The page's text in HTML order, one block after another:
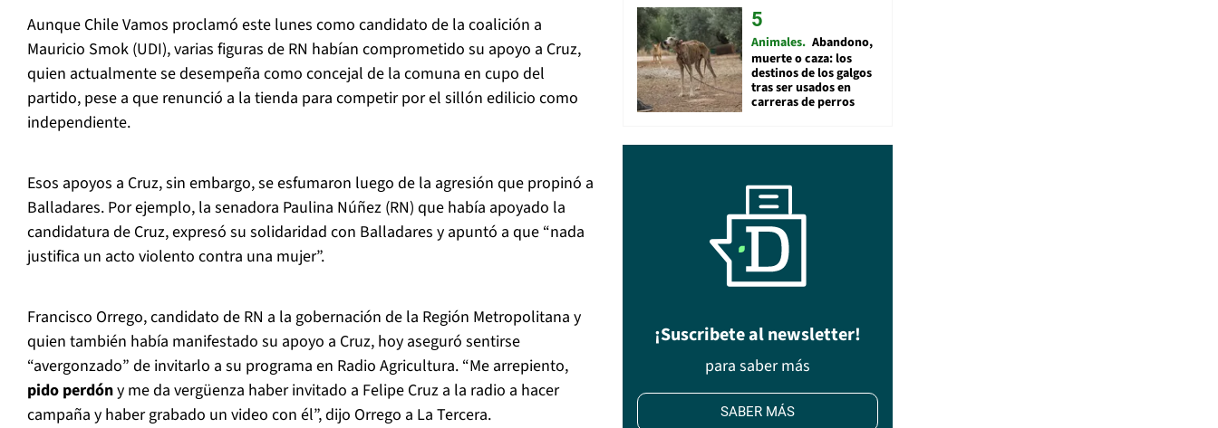
Aunque Chile Vamos proclamó este lunes como candidato de la coalición a
Mauricio Smok (UDI), varias figuras de RN habían comprometido su apoyo a Cruz,
quien actualmente se desempeña como concejal de la comuna en cupo del
partido, pese a que renunció a la tienda para competir por el sillón edilicio como
independiente.
Esos apoyos a Cruz, sin embargo, se esfumaron luego de la agresión que propinó a
Balladares. Por ejemplo, la senadora Paulina Núñez (RN) que había apoyado la
candidatura de Cruz, expresó su solidaridad con Balladares y apuntó a que “nada
justifica un acto violento contra una mujer”.
Francisco Orrego, candidato de RN a la gobernación de la Región Metropolitana y
quien también había manifestado su apoyo a Cruz, hoy aseguró sentirse
“avergonzado” de invitarlo a su programa en Radio Agricultura. “Me arrepiento,
pido perdóny me da vergüenza haber invitado a Felipe Cruz a la radio a hacer
campaña y haber grabado un video con él”, dijo Orrego a La Tercera.
Animales Abandono,
muerte o caza: los
destinos de los galgos
tras ser usados en
carreras de perros
¡Suscribete al newsletter!
para saber más
SABER MÁS